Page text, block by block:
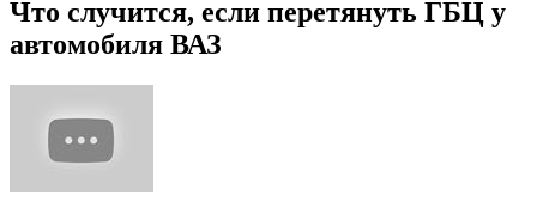
Что случится, если перетянуть ГБЦ у
автомобиля ВАЗ